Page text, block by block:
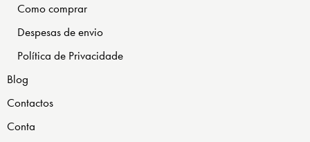
Como comprar
Despesas de envio
Política de Privacidade
Blog
Contactos
Conta